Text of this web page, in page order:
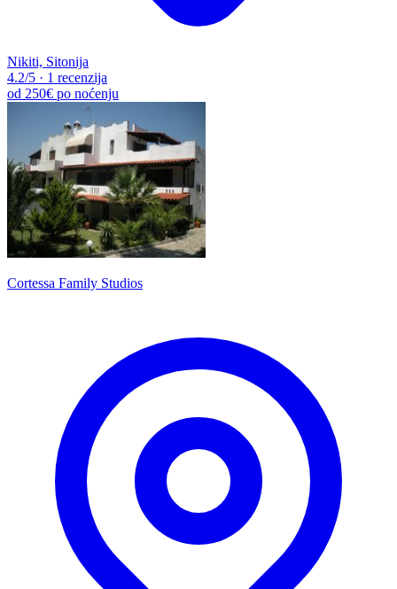
Nikiti, Sitonija
4.2/5 · 1 recenzija
od 250€ po noćenju
Cortessa Family Studios